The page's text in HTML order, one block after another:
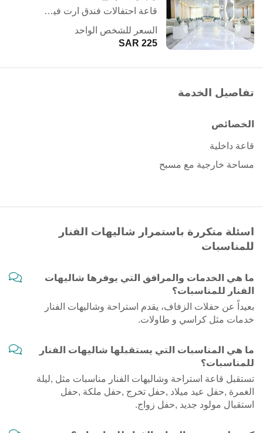
قاعة احتفالات فندق ارت فيو - الرياض
السعر للشخص الواحد
225 SAR
تفاصيل الخدمة
الخصائص
قاعة داخلية
مساحة خارجية مع مسبح
اسئلة متكررة باستمرار شاليهات الفنار
للمناسبات
ما هي الخدمات والمرافق التي يوفرها شاليهات
الفنار للمناسبات؟
بعيداً عن حفلات الزفاف، يقدم استراحة وشاليهات الفنار
خدمات مثل كراسي و طاولات.
ما هي المناسبات التي يستقبلها شاليهات الفنار
للمناسبات؟
تستقبل قاعة استراحة وشاليهات الفنار مناسبات مثل ,ليلة
الغمرة ,حفل عيد ميلاد ,حفل تخرج ,حفل ملكة ,حفل
استقبال مولود جديد ,حفل زواج.